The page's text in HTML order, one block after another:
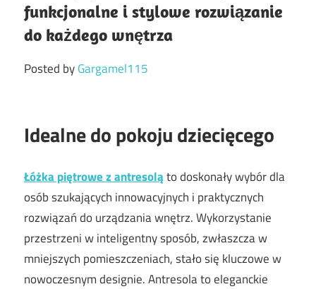
funkcjonalne i stylowe rozwiązanie
do każdego wnętrza
Posted byGargamel115
Idealne do pokoju dziecięcego
Łóżka piętrowe z antresoląto doskonały wybór dla
osób szukających innowacyjnych i praktycznych
rozwiązań do urządzania wnętrz. Wykorzystanie
przestrzeni w inteligentny sposób, zwłaszcza w
mniejszych pomieszczeniach, stało się kluczowe w
nowoczesnym designie. Antresola to eleganckie